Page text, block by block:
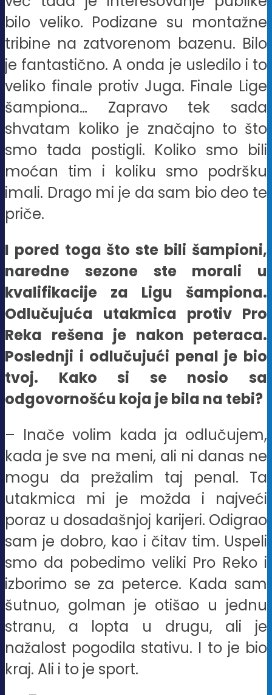
bilo veliko. Podizane su montažne
tribine na zatvorenom bazenu. Bilo
je fantastično. A onda je usledilo i to
veliko finale protiv Juga. Finale Lige
šampiona… Zapravo tek sada
shvatam koliko je značajno to što
smo tada postigli. Koliko smo bili
moćan tim i koliku smo podršku
imali. Drago mi je da sam bio deo te
priče.
I pored toga što ste bili šampioni,
naredne sezone ste morali u
kvalifikacije za Ligu šampiona.
Odlučujuća utakmica protiv Pro
Reka rešena je nakon peteraca.
Poslednji i odlučujući penal je bio
tvoj. Kako si se nosio sa
odgovornošću koja je bila na tebi?
– Inače volim kada ja odlučujem,
kada je sve na meni, ali ni danas ne
mogu da prežalim taj penal. Ta
utakmica mi je možda i najveći
poraz u dosadašnjoj karijeri. Odigrao
sam je dobro, kao i čitav tim. Uspeli
smo da pobedimo veliki Pro Reko i
izborimo se za peterce. Kada sam
šutnuo, golman je otišao u jednu
stranu, a lopta u drugu, ali je
nažalost pogodila stativu. I to je bio
kraj. Ali i to je sport.